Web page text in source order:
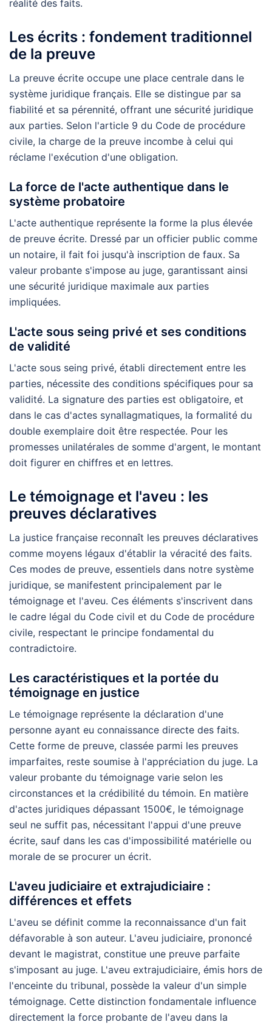
réalité des faits.
Les écrits : fondement traditionnel
de la preuve
La preuve écrite occupe une place centrale dans le
système juridique français. Elle se distingue par sa
fiabilité et sa pérennité, offrant une sécurité juridique
aux parties. Selon l'article 9 du Code de procédure
civile, la charge de la preuve incombe à celui qui
réclame l'exécution d'une obligation.
La force de l'acte authentique dans le
système probatoire
L'acte authentique représente la forme la plus élevée
de preuve écrite. Dressé par un officier public comme
un notaire, il fait foi jusqu'à inscription de faux. Sa
valeur probante s'impose au juge, garantissant ainsi
une sécurité juridique maximale aux parties
impliquées.
L'acte sous seing privé et ses conditions
de validité
L'acte sous seing privé, établi directement entre les
parties, nécessite des conditions spécifiques pour sa
validité. La signature des parties est obligatoire, et
dans le cas d'actes synallagmatiques, la formalité du
double exemplaire doit être respectée. Pour les
promesses unilatérales de somme d'argent, le montant
doit figurer en chiffres et en lettres.
Le témoignage et l'aveu : les
preuves déclaratives
La justice française reconnaît les preuves déclaratives
comme moyens légaux d'établir la véracité des faits.
Ces modes de preuve, essentiels dans notre système
juridique, se manifestent principalement par le
témoignage et l'aveu. Ces éléments s'inscrivent dans
le cadre légal du Code civil et du Code de procédure
civile, respectant le principe fondamental du
contradictoire.
Les caractéristiques et la portée du
témoignage en justice
Le témoignage représente la déclaration d'une
personne ayant eu connaissance directe des faits.
Cette forme de preuve, classée parmi les preuves
imparfaites, reste soumise à l'appréciation du juge. La
valeur probante du témoignage varie selon les
circonstances et la crédibilité du témoin. En matière
d'actes juridiques dépassant 1500€, le témoignage
seul ne suffit pas, nécessitant l'appui d'une preuve
écrite, sauf dans les cas d'impossibilité matérielle ou
morale de se procurer un écrit.
L'aveu judiciaire et extrajudiciaire :
différences et effets
L'aveu se définit comme la reconnaissance d'un fait
défavorable à son auteur. L'aveu judiciaire, prononcé
devant le magistrat, constitue une preuve parfaite
s'imposant au juge. L'aveu extrajudiciaire, émis hors de
l'enceinte du tribunal, possède la valeur d'un simple
témoignage. Cette distinction fondamentale influence
directement la force probante de l'aveu dans la